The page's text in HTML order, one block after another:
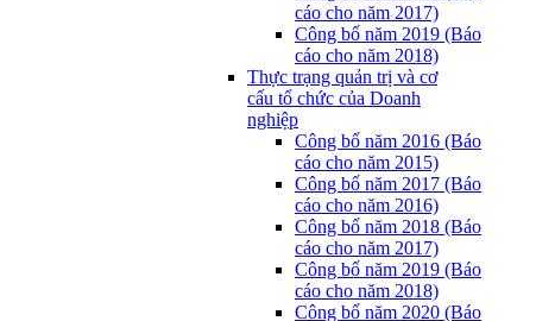
cáo cho năm 2017)
Công bố năm 2019 (Báo
cáo cho năm 2018)
Thực trạng quản trị và cơ
cấu tổ chức của Doanh
nghiệp
Công bố năm 2016 (Báo
cáo cho năm 2015)
Công bố năm 2017 (Báo
cáo cho năm 2016)
Công bố năm 2018 (Báo
cáo cho năm 2017)
Công bố năm 2019 (Báo
cáo cho năm 2018)
Công bố năm 2020 (Báo